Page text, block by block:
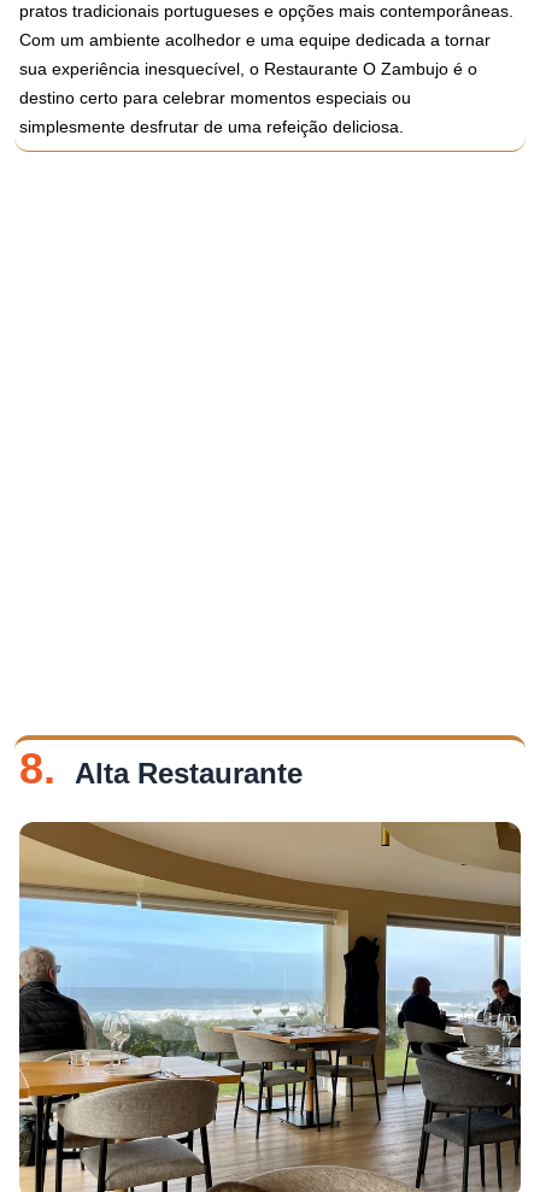
pratos tradicionais portugueses e opções mais contemporâneas.
Com um ambiente acolhedor e uma equipe dedicada a tornar
sua experiência inesquecível, o Restaurante O Zambujo é o
destino certo para celebrar momentos especiais ou
simplesmente desfrutar de uma refeição deliciosa.
8. Alta Restaurante